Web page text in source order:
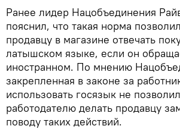
Ранее лидер Нацобъединения
пояснил, что такая норма
продавцу в магазине отвечать
латышском языке, если он
иностранном. По мнению
закрепленная в законе за
использовать госязык не
работодателю делать продавцу
поводу таких действий.